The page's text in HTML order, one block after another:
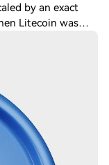
by an exact
Litecoin was